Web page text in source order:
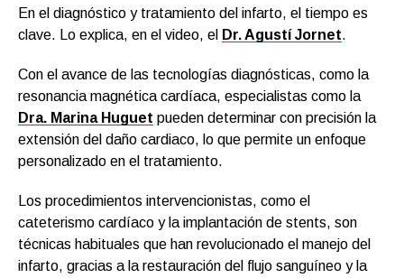
En el diagnóstico y tratamiento del infarto, el tiempo es
clave. Lo explica, en el video, el Dr. Agustí Jornet.
Con el avance de las tecnologías diagnósticas, como la
resonancia magnética cardíaca, especialistas como la
Dra. Marina Huguet pueden determinar con precisión la
extensión del daño cardiaco, lo que permite un enfoque
personalizado en el tratamiento.
Los procedimientos intervencionistas, como el
cateterismo cardíaco y la implantación de stents, son
técnicas habituales que han revolucionado el manejo del
infarto, gracias a la restauración del flujo sanguíneo y la